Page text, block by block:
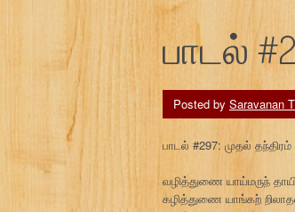
பாடல்
Posted by Saravanan
பாடல் #297: முதல்
வழித்துணை யாய்மருந்
கழித்துணை யாங்கற்